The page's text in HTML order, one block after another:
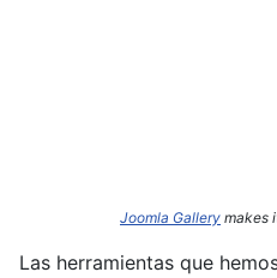
Joomla Gallery makes
Las herramientas que